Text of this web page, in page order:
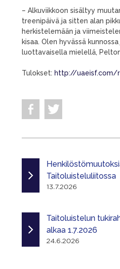
– Alkuviikkoon sisältyy
treenipäivä ja sitten alan
herkistelemään ja
kisaa. Olen hyvässä kunnossa
luottavaisella mielellä,
Tulokset: http://
Taitoluisteluliitossa
13.7.2026
Taitoluistelun
alkaa 1.7.2026
24.6.2026